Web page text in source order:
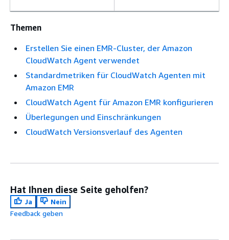
Themen
Erstellen Sie einen EMR-Cluster, der Amazon
CloudWatch Agent verwendet
Standardmetriken für CloudWatch Agenten mit
Amazon EMR
CloudWatch Agent für Amazon EMR konfigurieren
Überlegungen und Einschränkungen
CloudWatch Versionsverlauf des Agenten
Hat Ihnen diese Seite geholfen?
Ja
Nein
Feedback geben